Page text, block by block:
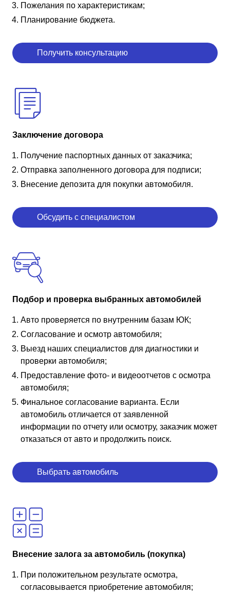
Пожелания по характеристикам;
Планирование бюджета.
Получить консультацию
Заключение договора
Получение паспортных данных от заказчика;
Отправка заполненного договора для подписи;
Внесение депозита для покупки автомобиля.
Обсудить с специалистом
Подбор и проверка выбранных автомобилей
Авто проверяется по внутренним базам ЮК;
Согласование и осмотр автомобиля;
Выезд наших специалистов для диагностики и
проверки автомобиля;
Предоставление фото- и видеоотчетов с осмотра
автомобиля;
Финальное согласование варианта. Если
автомобиль отличается от заявленной
информации по отчету или осмотру, заказчик может
отказаться от авто и продолжить поиск.
Выбрать автомобиль
Внесение залога за автомобиль (покупка)
При положительном результате осмотра,
согласовывается приобретение автомобиля;